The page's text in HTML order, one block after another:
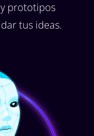
prototipos
tus ideas.